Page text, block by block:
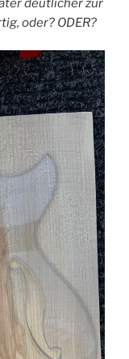
oder? ODER?